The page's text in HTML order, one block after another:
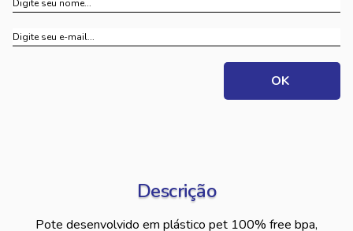
Descrição
Pote desenvolvido em plástico pet 100% free bpa,